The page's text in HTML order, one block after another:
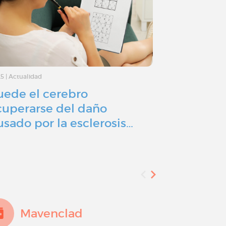
|Actualidad
el cerebro
del daño
por la esclerosis…
Mavenclad